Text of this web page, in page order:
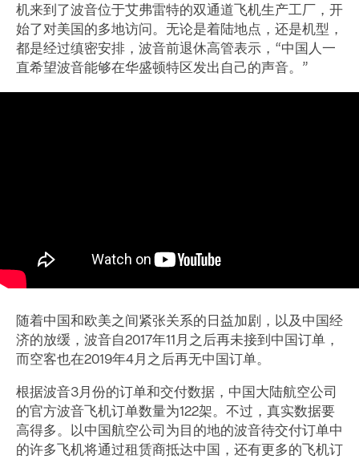
机来到了波音位于艾弗雷特的双通道飞机生产工厂，开
始了对美国的多地访问。无论是着陆地点，还是机型，
都是经过缜密安排，波音前退休高管表示，“中国人一
直希望波音能够在华盛顿特区发出自己的声音。”
随着中国和欧美之间紧张关系的日益加剧，以及中国经
济的放缓，波音自2017年11月之后再未接到中国订单，
而空客也在2019年4月之后再无中国订单。
根据波音3月份的订单和交付数据，中国大陆航空公司
的官方波音飞机订单数量为122架。不过，真实数据要
高得多。以中国航空公司为目的地的波音待交付订单中
的许多飞机将通过租赁商抵达中国，还有更多的飞机订